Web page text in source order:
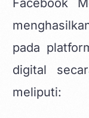
Facebook
pada
digital
meliputi: